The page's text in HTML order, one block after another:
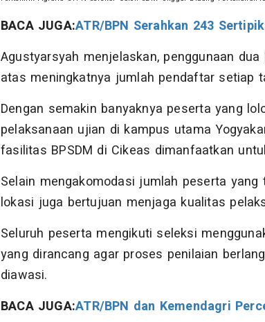
BACA JUGA:ATR/BPN Serahkan 243
Agustyarsyah menjelaskan, penggunaan
atas meningkatnya jumlah pendaftar setiap
Dengan semakin banyaknya peserta yang
pelaksanaan ujian di kampus utama
fasilitas BPSDM di Cikeas dimanfaatkan
Selain mengakomodasi jumlah peserta
lokasi juga bertujuan menjaga kualitas
Seluruh peserta mengikuti seleksi
yang dirancang agar proses penilaian
diawasi.
BACA JUGA:ATR/BPN dan Kemendagri